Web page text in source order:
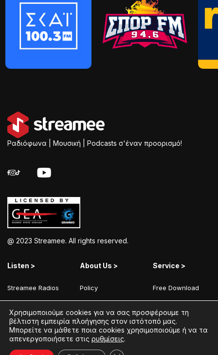
Ραδιόφωνα | Μουσική | Podcasts σ'έναν προορισμό!
@ 2023 Streamee. All rights reserved.
Listen >
Streamee Radios
Moods
Radios
Podcasts
About Us >
Policy
Terms of Use
Coins Explained
Streamee News
Service >
Free Download
Add Your Station
Contact
Χρησιμοποιούμε cookies για να σας προσφέρουμε τη
βέλτιστη εμπειρία πλοήγησης στον ιστότοπό μας.
Μπορείτε να μάθετε ποια cookies χρησιμοποιούμε ή να τα
απενεργοποιήσετε στις ρυθμίσεις.